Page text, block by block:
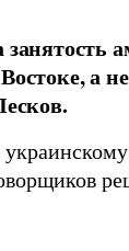
а
украинскому